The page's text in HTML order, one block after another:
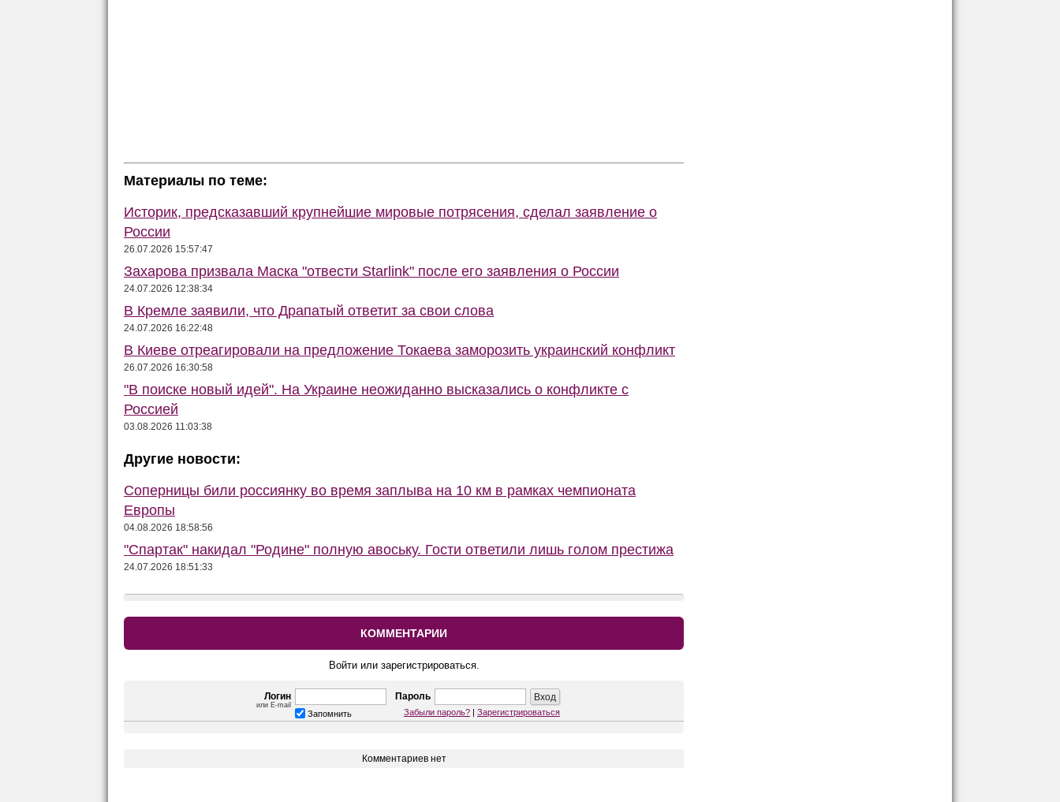
Материалы по теме:
Историк, предсказавший крупнейшие мировые потрясения, сделал заявление о
России
26.07.2026 15:57:47
Захарова призвала Маска "отвести Starlink" после его заявления о России
24.07.2026 12:38:34
В Кремле заявили, что Драпатый ответит за свои слова
24.07.2026 16:22:48
В Киеве отреагировали на предложение Токаева заморозить украинский конфликт
26.07.2026 16:30:58
"В поиске новый идей". На Украине неожиданно высказались о конфликте с
Россией
03.08.2026 11:03:38
Другие новости:
Соперницы били россиянку во время заплыва на 10 км в рамках чемпионата
Европы
04.08.2026 18:58:56
"Спартак" накидал "Родине" полную авоську. Гости ответили лишь голом престижа
24.07.2026 18:51:33
КОММЕНТАРИИ
Войти или зарегистрироваться.
Логин
или E-mail
Пароль
Запомнить Забыли пароль? | Зарегистрироваться
Комментариев нет